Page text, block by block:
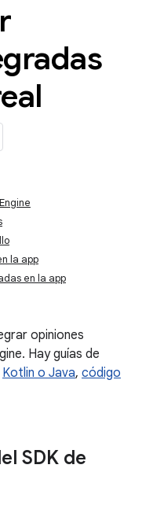
la app
en la app
opiniones
Hay guías de
Kotlin o Java, código
SDK de